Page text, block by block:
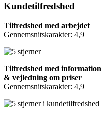
Kundetilfredshed
Tilfredshed med arbejdet
Gennemsnitskarakter: 4,9
Tilfredshed med information
& vejledning om priser
Gennemsnitskarakter: 4,9